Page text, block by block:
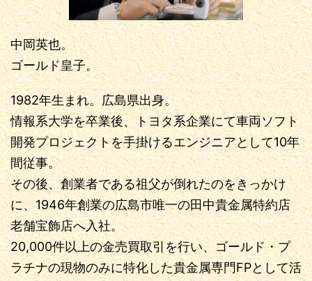
中岡英也。
ゴールド皇子。
1982年生まれ。広島県出身。
情報系大学を卒業後、トヨタ系企業にて車両ソフト
開発プロジェクトを手掛けるエンジニアとして10年
間従事。
その後、創業者である祖父が倒れたのをきっかけ
に、1946年創業の広島市唯一の田中貴金属特約店
老舗宝飾店へ入社。
20,000件以上の金売買取引を行い、ゴールド・プ
ラチナの現物のみに特化した貴金属専門FPとして活